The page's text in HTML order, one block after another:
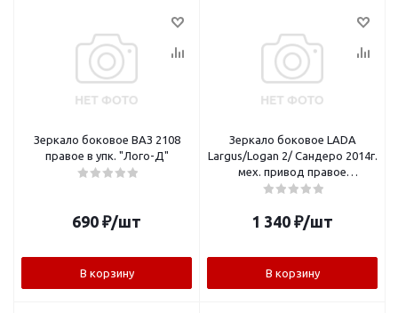
Зеркало боковое ВАЗ 2108
правое в упк. "Лого-Д"
690 ₽/шт
В корзину
Зеркало боковое LADA
Largus/Logan 2/ Сандеро 2014г.
мех. привод правое
963018428R "Лого-Д"
1 340 ₽/шт
В корзину